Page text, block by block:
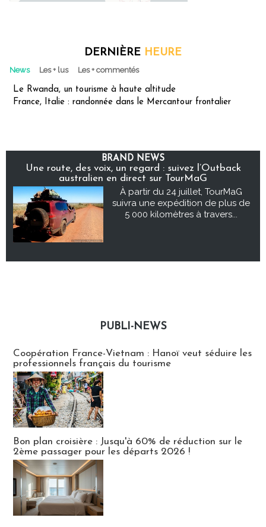
DERNIÈRE HEURE
News Les + lus Les + commentés
Le Rwanda, un tourisme à haute altitude
France, Italie : randonnée dans le Mercantour frontalier
BRAND NEWS
Une route, des voix, un regard : suivez l’Outback
australien en direct sur TourMaG
À partir du 24 juillet, TourMaG
suivra une expédition de plus de
5 000 kilomètres à travers...
PUBLI-NEWS
Coopération France-Vietnam : Hanoï veut séduire les
professionnels français du tourisme
Bon plan croisière : Jusqu'à 60% de réduction sur le
2ème passager pour les départs 2026 !